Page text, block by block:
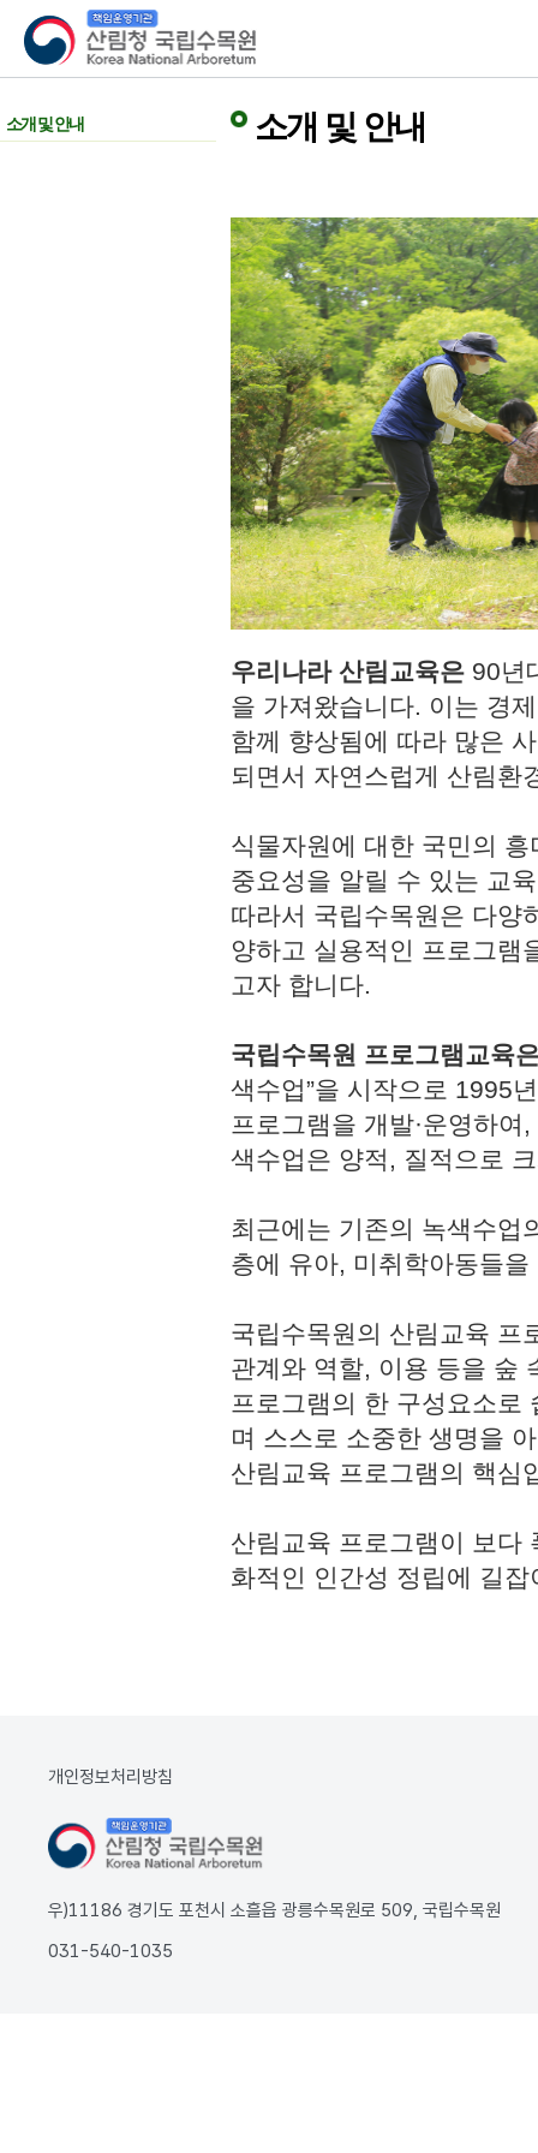
산림청 국립수목원
소개 및 안내 소개 및 안내
우리나라 산림교육은 90년
을 가져왔습니다. 이는 경
함께 향상됨에 따라 많은
되면서 자연스럽게 산림환
식물자원에 대한 국민의
중요성을 알릴 수 있는 교
따라서 국립수목원은 다양
양하고 실용적인 프로그램
고자 합니다.
국립수목원 프로그램교육
색수업”을 시작으로 1995
프로그램을 개발·운영하
색수업은 양적, 질적으로
최근에는 기존의 녹색수업
층에 유아, 미취학아동들
국립수목원의 산림교육 프
관계와 역할, 이용 등을 숲
프로그램의 한 구성요소로
며 스스로 소중한 생명을
산림교육 프로그램의 핵심
산림교육 프로그램이 보다
화적인 인간성 정립에 길
개인정보처리방침
우)11186 경기도 포천시 소흘읍 광릉수목원로 509, 국립수목원
031-540-1035